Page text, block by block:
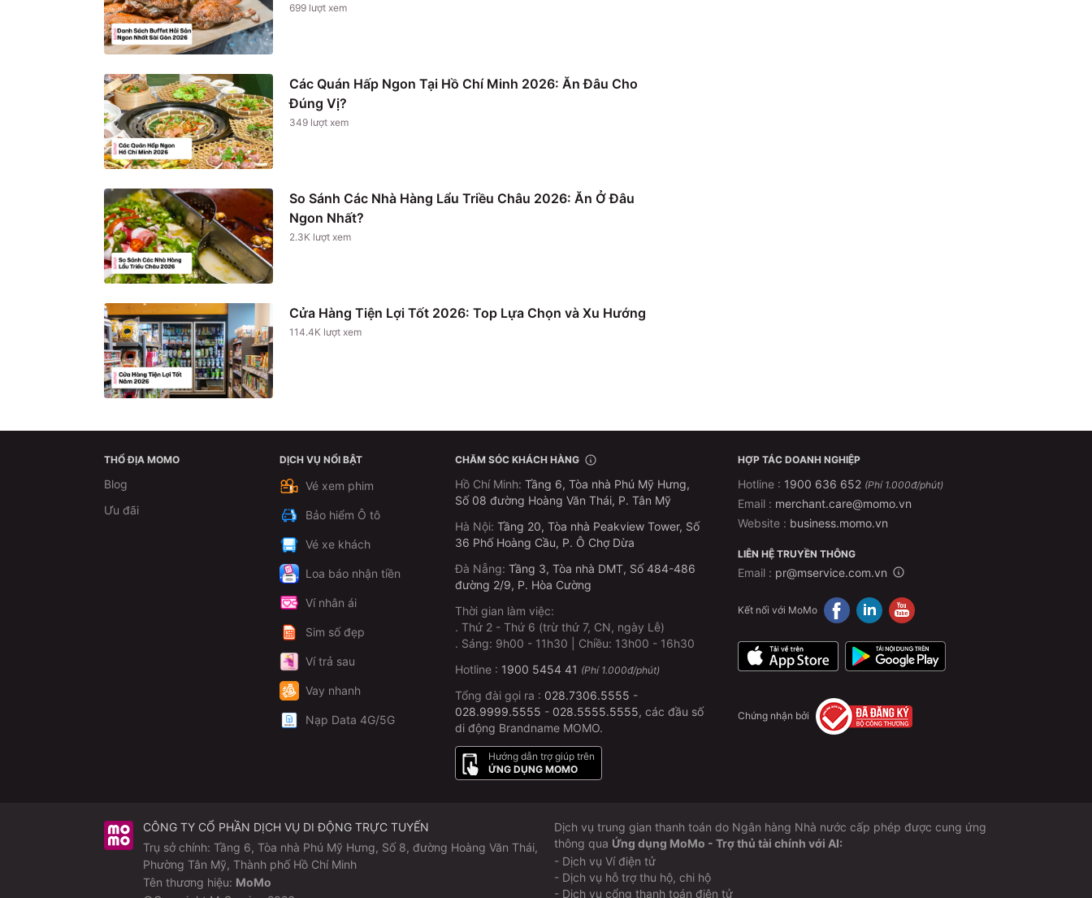
699 lượt xem
Các Quán Hấp Ngon Tại Hồ Chí Minh 2026: Ăn Đâu Cho
Đúng Vị?
349 lượt xem
So Sánh Các Nhà Hàng Lẩu Triều Châu 2026: Ăn Ở Đâu
Ngon Nhất?
2.3K lượt xem
Cửa Hàng Tiện Lợi Tốt 2026: Top Lựa Chọn và Xu Hướng
114.4K lượt xem
THỔ ĐỊA MOMO
Blog
Ưu đãi
DỊCH VỤ NỔI BẬT
Vé xem phim
Bảo hiểm Ô tô
Vé xe khách
Loa báo nhận tiền
Ví nhân ái
Sim số đẹp
Ví trả sau
Vay nhanh
Nạp Data 4G/5G
CHĂM SÓC KHÁCH HÀNG
Hồ Chí Minh: Tầng 6, Tòa nhà Phú Mỹ Hưng,
Số 08 đường Hoàng Văn Thái, P. Tân Mỹ
Hà Nội: Tầng 20, Tòa nhà Peakview Tower, Số
36 Phố Hoàng Cầu, P. Ô Chợ Dừa
Đà Nẵng: Tầng 3, Tòa nhà DMT, Số 484-486
đường 2/9, P. Hòa Cường
Thời gian làm việc:
. Thứ 2 - Thứ 6 (trừ thứ 7, CN, ngày Lễ)
. Sáng: 9h00 - 11h30 | Chiều: 13h00 - 16h30
Hotline : 1900 5454 41 (Phí 1.000đ/phút)
Tổng đài gọi ra : 028.7306.5555 -
028.9999.5555 - 028.5555.5555, các đầu số
di động Brandname MOMO.
Hướng dẫn trợ giúp trên
ỨNG DỤNG MOMO
HỢP TÁC DOANH NGHIỆP
Hotline : 1900 636 652 (Phí 1.000đ/phút)
Email : merchant.care@momo.vn
Website : business.momo.vn
LIÊN HỆ TRUYỀN THÔNG
Email : pr@mservice.com.vn
Kết nối với MoMo
Chứng nhận bởi
CÔNG TY CỔ PHẦN DỊCH VỤ DI ĐỘNG TRỰC TUYẾN
Trụ sở chính: Tầng 6, Tòa nhà Phú Mỹ Hưng, Số 8, đường Hoàng Văn Thái,
Phường Tân Mỹ, Thành phố Hồ Chí Minh
Tên thương hiệu: MoMo
Dịch vụ trung gian thanh toán do Ngân hàng Nhà nước cấp phép được cung ứng
thông qua Ứng dụng MoMo - Trợ thủ tài chính với AI:
- Dịch vụ Ví điện tử
- Dịch vụ hỗ trợ thu hộ, chi hộ
- Dịch vụ cổng thanh toán điện tử